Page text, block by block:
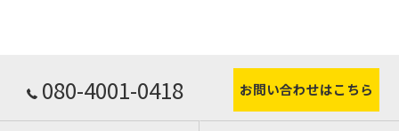
080-4001-0418 お問い合わせはこちら